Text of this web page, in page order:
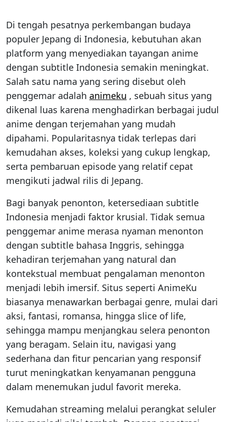
Di tengah pesatnya perkembangan budaya
populer Jepang di Indonesia, kebutuhan akan
platform yang menyediakan tayangan anime
dengan subtitle Indonesia semakin meningkat.
Salah satu nama yang sering disebut oleh
penggemar adalah animeku , sebuah situs yang
dikenal luas karena menghadirkan berbagai judul
anime dengan terjemahan yang mudah
dipahami. Popularitasnya tidak terlepas dari
kemudahan akses, koleksi yang cukup lengkap,
serta pembaruan episode yang relatif cepat
mengikuti jadwal rilis di Jepang.
Bagi banyak penonton, ketersediaan subtitle
Indonesia menjadi faktor krusial. Tidak semua
penggemar anime merasa nyaman menonton
dengan subtitle bahasa Inggris, sehingga
kehadiran terjemahan yang natural dan
kontekstual membuat pengalaman menonton
menjadi lebih imersif. Situs seperti AnimeKu
biasanya menawarkan berbagai genre, mulai dari
aksi, fantasi, romansa, hingga slice of life,
sehingga mampu menjangkau selera penonton
yang beragam. Selain itu, navigasi yang
sederhana dan fitur pencarian yang responsif
turut meningkatkan kenyamanan pengguna
dalam menemukan judul favorit mereka.
Kemudahan streaming melalui perangkat seluler